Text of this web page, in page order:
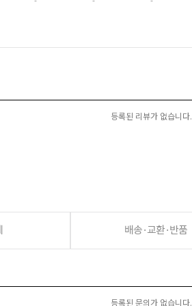
등록된 리뷰가 없습니다.
배송·교환·반품
등록된 문의가 없습니다.